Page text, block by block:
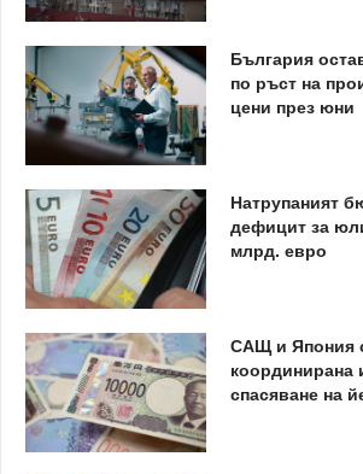
България
по ръст на
цени през юни
Натрупаният
дефицит за
млрд. евро
САЩ и Япония
координирана
спасяване на